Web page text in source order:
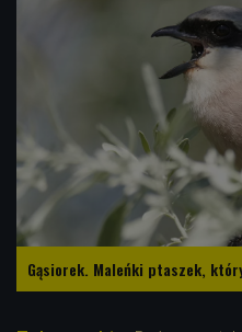
Gąsiorek. Maleńki ptaszek,